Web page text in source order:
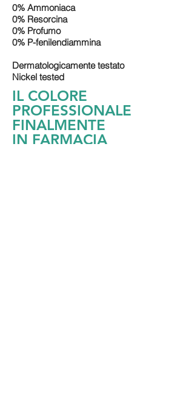
0% Ammoniaca
0% Resorcina
0% Profumo
0% P-fenilendiammina
Dermatologicamente testato
Nickel tested
IL COLORE
PROFESSIONALE
FINALMENTE
IN FARMACIA